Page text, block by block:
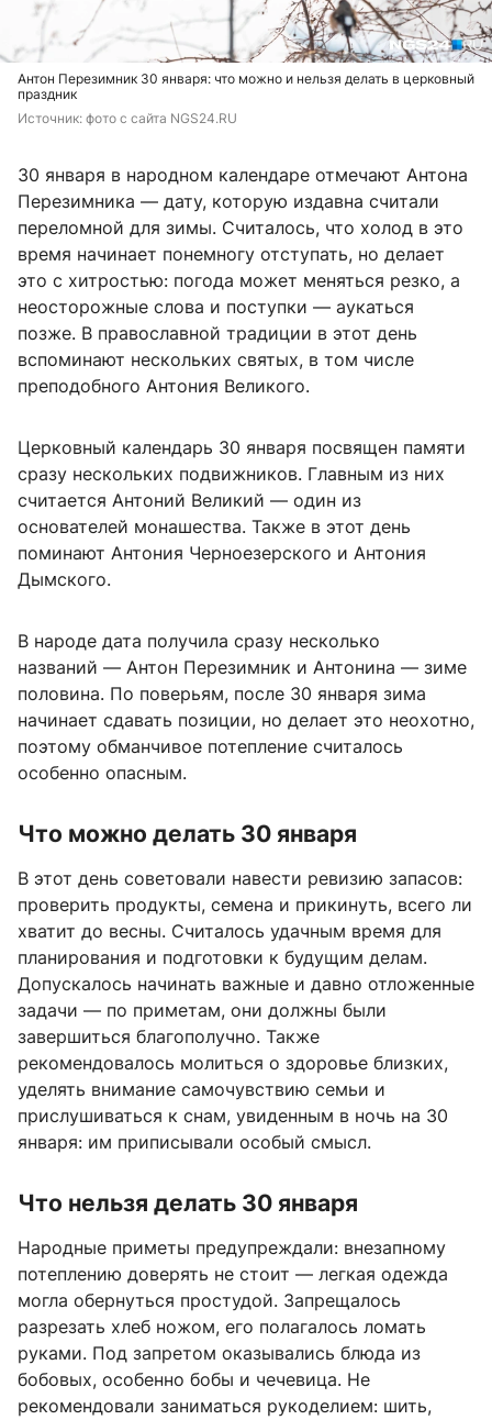
Антон Перезимник 30 января: что можно и нельзя делать в церковный
праздник
Источник: фото с сайта NGS24.RU
30 января в народном календаре отмечают Антона
Перезимника — дату, которую издавна считали
переломной для зимы. Считалось, что холод в это
время начинает понемногу отступать, но делает
это с хитростью: погода может меняться резко, а
неосторожные слова и поступки — аукаться
позже. В православной традиции в этот день
вспоминают нескольких святых, в том числе
преподобного Антония Великого.
Церковный календарь 30 января посвящен памяти
сразу нескольких подвижников. Главным из них
считается Антоний Великий — один из
основателей монашества. Также в этот день
поминают Антония Черноезерского и Антония
Дымского.
В народе дата получила сразу несколько
названий — Антон Перезимник и Антонина — зиме
половина. По поверьям, после 30 января зима
начинает сдавать позиции, но делает это неохотно,
поэтому обманчивое потепление считалось
особенно опасным.
Что можно делать 30 января
В этот день советовали навести ревизию запасов:
проверить продукты, семена и прикинуть, всего ли
хватит до весны. Считалось удачным время для
планирования и подготовки к будущим делам.
Допускалось начинать важные и давно отложенные
задачи — по приметам, они должны были
завершиться благополучно. Также
рекомендовалось молиться о здоровье близких,
уделять внимание самочувствию семьи и
прислушиваться к снам, увиденным в ночь на 30
января: им приписывали особый смысл.
Что нельзя делать 30 января
Народные приметы предупреждали: внезапному
потеплению доверять не стоит — легкая одежда
могла обернуться простудой. Запрещалось
разрезать хлеб ножом, его полагалось ломать
руками. Под запретом оказывались блюда из
бобовых, особенно бобы и чечевица. Не
рекомендовали заниматься рукоделием: шить,